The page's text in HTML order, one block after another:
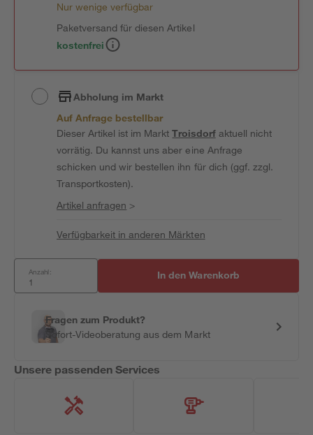
Nur wenige verfügbar
Paketversand für diesen Artikel
kostenfrei
Abholung im Markt
Auf Anfrage bestellbar
Dieser Artikel ist im MarktTroisdorfaktuell nicht
vorrätig. Du kannst uns aber eine Anfrage
schicken und wir bestellen ihn für dich (ggf. zzgl.
Transportkosten).
Artikel anfragen >
Verfügbarkeit in anderen Märkten
Anzahl: In den Warenkorb
Fragen zum Produkt?
Sofort-Videoberatung aus dem Markt
Unsere passenden Services